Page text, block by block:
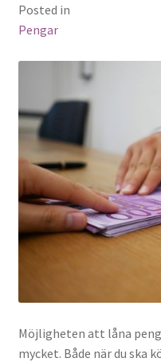
Posted in
Pengar
Möjligheten att låna
mycket. Både när du ska